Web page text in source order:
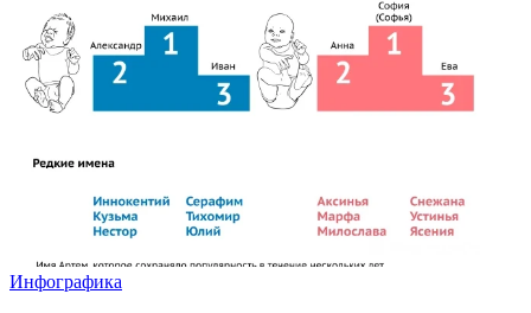
Инфографика